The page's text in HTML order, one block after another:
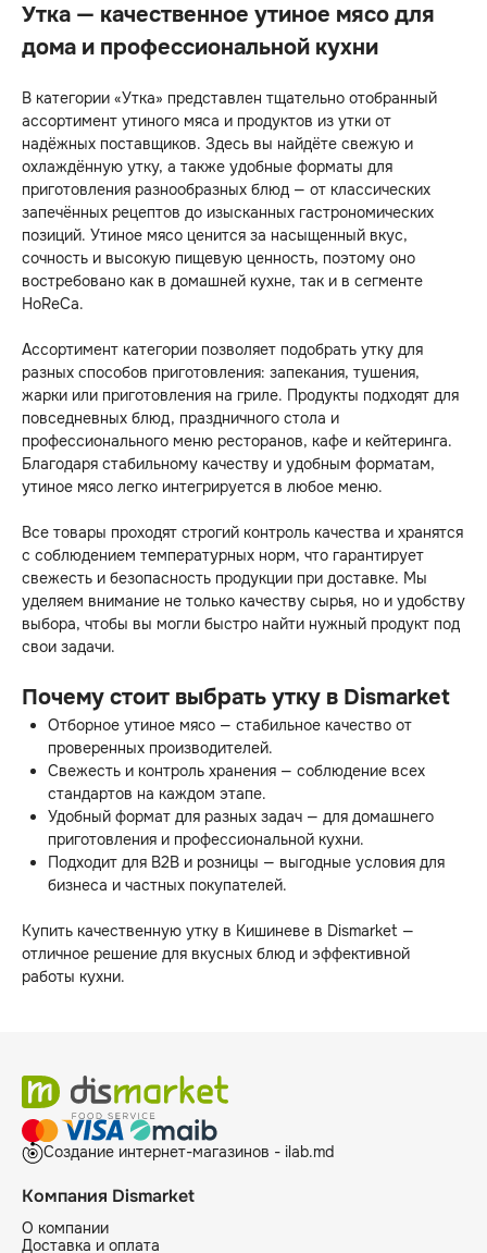
Утка — качественное утиное мясо для
дома и профессиональной кухни
В категории «Утка» представлен тщательно отобранный
ассортимент утиного мяса и продуктов из утки от
надёжных поставщиков. Здесь вы найдёте свежую и
охлаждённую утку, а также удобные форматы для
приготовления разнообразных блюд — от классических
запечённых рецептов до изысканных гастрономических
позиций. Утиное мясо ценится за насыщенный вкус,
сочность и высокую пищевую ценность, поэтому оно
востребовано как в домашней кухне, так и в сегменте
HoReCa.
Ассортимент категории позволяет подобрать утку для
разных способов приготовления: запекания, тушения,
жарки или приготовления на гриле. Продукты подходят для
повседневных блюд, праздничного стола и
профессионального меню ресторанов, кафе и кейтеринга.
Благодаря стабильному качеству и удобным форматам,
утиное мясо легко интегрируется в любое меню.
Все товары проходят строгий контроль качества и хранятся
с соблюдением температурных норм, что гарантирует
свежесть и безопасность продукции при доставке. Мы
уделяем внимание не только качеству сырья, но и удобству
выбора, чтобы вы могли быстро найти нужный продукт под
свои задачи.
Почему стоит выбрать утку в Dismarket
Отборное утиное мясо — стабильное качество от
проверенных производителей.
Свежесть и контроль хранения — соблюдение всех
стандартов на каждом этапе.
Удобный формат для разных задач — для домашнего
приготовления и профессиональной кухни.
Подходит для B2B и розницы — выгодные условия для
бизнеса и частных покупателей.
Купить качественную утку в Кишиневе в Dismarket —
отличное решение для вкусных блюд и эффективной
работы кухни.
Создание интернет-магазинов - ilab.md
Компания Dismarket
О компании
Доставка и оплата